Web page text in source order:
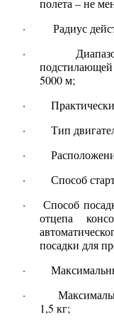
полета – не
· Радиус
· Диапазон
5000 м;
· Практический
· Тип двигателя
· Расположение
· Способ старта
· Способ
отцепа
посадки для
· Максимальный
· Максимальная
1,5 кг;